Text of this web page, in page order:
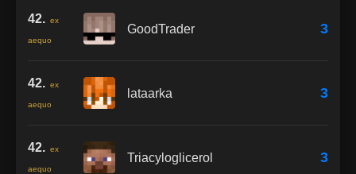
42. ex
aequo
GoodTrader 3
42. ex
aequo
lataarka 3
42. ex
aequo
Triacyloglicerol 3